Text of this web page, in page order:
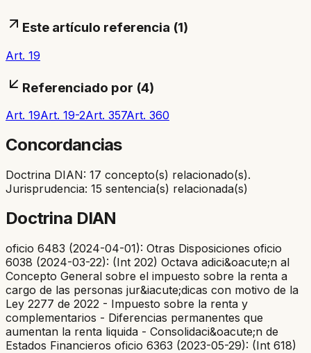
Este artículo referencia (1)
Art. 19
Referenciado por (4)
Art. 19Art. 19-2Art. 357Art. 360
Concordancias
Doctrina DIAN: 17 concepto(s) relacionado(s).
Jurisprudencia: 15 sentencia(s) relacionada(s)
Doctrina DIAN
oficio 6483 (2024-04-01): Otras Disposiciones oficio
6038 (2024-03-22): (Int 202) Octava adici&oacute;n al
Concepto General sobre el impuesto sobre la renta a
cargo de las personas jur&iacute;dicas con motivo de la
Ley 2277 de 2022 - Impuesto sobre la renta y
complementarios - Diferencias permanentes que
aumentan la renta liquida - Consolidaci&oacute;n de
Estados Financieros oficio 6363 (2023-05-29): (Int 618)